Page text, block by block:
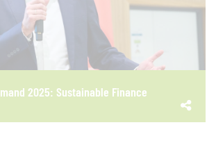
2025: Sustainable Finance